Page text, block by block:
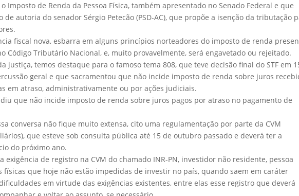
Imposto de Renda da Pessoa Física, também apresentado no Senado Federal e que
de autoria do senador Sérgio Petecão (PSD-AC), que propõe a isenção da tributação
fiscal nova, esbarra em alguns princípios norteadores do imposto de renda
Código Tributário Nacional, e, muito provavelmente, será engavetado ou rejeitado.
justiça, temos destaque para o famoso tema 808, que teve decisão final do STF em
geral e que sacramentou que não incide imposto de renda sobre juros
em atraso, administrativamente ou por ações judiciais.
que não incide imposto de renda sobre juros pagos por atraso no pagamento de
conversa não fique muito extensa, cito uma regulamentação por parte da CVM
que esteve sob consulta pública até 15 de outubro passado e deverá ter a
do próximo ano.
exigência de registro na CVM do chamado INR-PN, investidor não residente, pessoa
físicas que hoje não estão impedidas de investir no país, quando saem em caráter
em virtude das exigências existentes, entre elas esse registro que deverá